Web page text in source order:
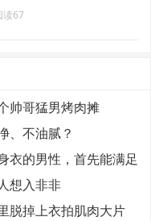
读67
帅哥猛男烤肉摊
、不油腻？
衣的男性，首先能满足
想入非非
脱掉上衣拍肌肉大片